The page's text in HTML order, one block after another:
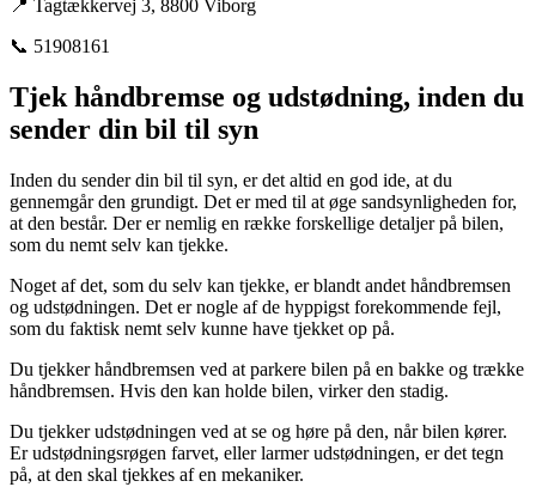
📍 Tagtækkervej 3, 8800 Viborg
📞 51908161
Tjek håndbremse og udstødning, inden du
sender din bil til syn
Inden du sender din bil til syn, er det altid en god ide, at du
gennemgår den grundigt. Det er med til at øge sandsynligheden for,
at den består. Der er nemlig en række forskellige detaljer på bilen,
som du nemt selv kan tjekke.
Noget af det, som du selv kan tjekke, er blandt andet håndbremsen
og udstødningen. Det er nogle af de hyppigst forekommende fejl,
som du faktisk nemt selv kunne have tjekket op på.
Du tjekker håndbremsen ved at parkere bilen på en bakke og trække
håndbremsen. Hvis den kan holde bilen, virker den stadig.
Du tjekker udstødningen ved at se og høre på den, når bilen kører.
Er udstødningsrøgen farvet, eller larmer udstødningen, er det tegn
på, at den skal tjekkes af en mekaniker.